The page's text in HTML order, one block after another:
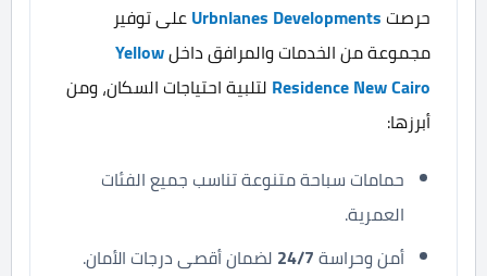
حرصتUrbnlanes Developmentsعلى توفير
مجموعة من الخدمات والمرافق داخلYellow
Residence New Cairo لتلبية احتياجات السكان، ومن
أبرزها:
حمامات سباحة متنوعة تناسب جميع الفئات
العمرية.
أمن وحراسة24/7 لضمان أقصى درجات الأمان.